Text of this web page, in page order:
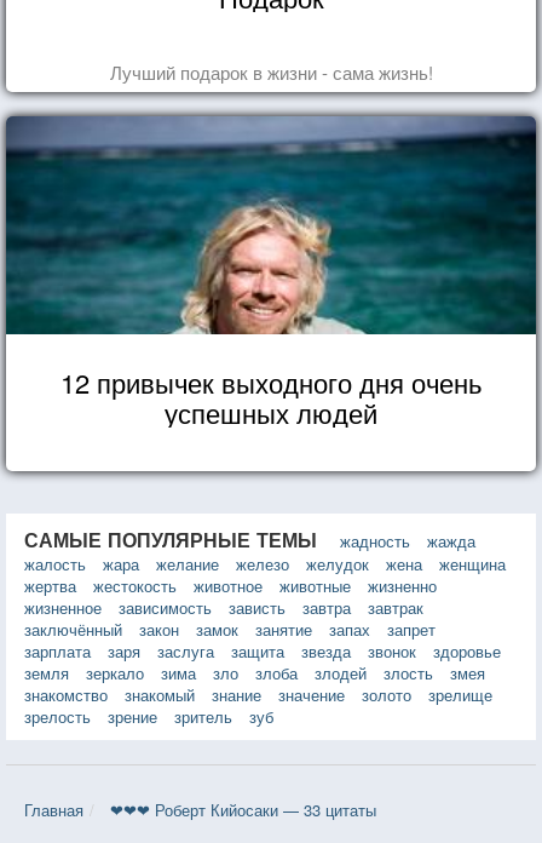
Лучший подарок в жизни - сама жизнь!
12 привычек выходного дня очень
успешных людей
САМЫЕ ПОПУЛЯРНЫЕ ТЕМЫ жадность
жажда
жалость
жара желание железо желудок жена
женщина
жертва
жестокость животное животные
жизненно
жизненное
зависимость зависть завтра
завтрак
заключённый
закон замок занятие запах
запрет
зарплата
заря заслуга защита звезда звонок
здоровье
земля
зеркало зима зло злоба злодей злость
змея
знакомство
знакомый знание значение золото
зрелище
зрелость
зрение зритель зуб
Главная ❤❤❤ Роберт Кийосаки — 33 цитаты